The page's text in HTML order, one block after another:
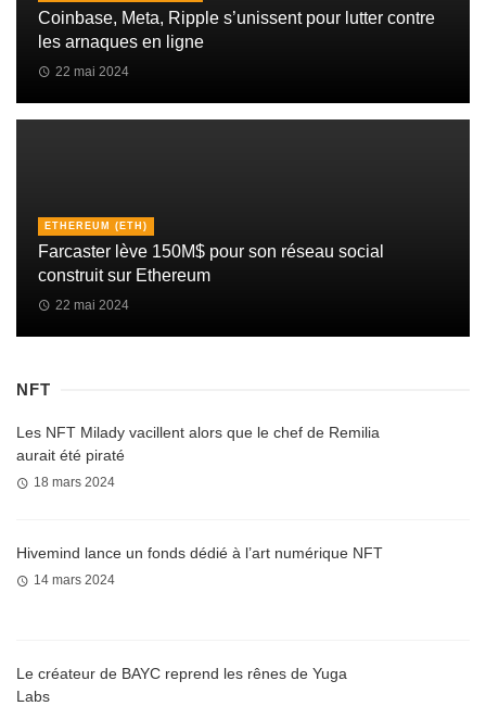
Coinbase, Meta, Ripple s’unissent pour lutter contre
les arnaques en ligne
22 mai 2024
ETHEREUM (ETH)
Farcaster lève 150M$ pour son réseau social
construit sur Ethereum
22 mai 2024
NFT
Les NFT Milady vacillent alors que le chef de Remilia
aurait été piraté
18 mars 2024
Hivemind lance un fonds dédié à l’art numérique NFT
14 mars 2024
Le créateur de BAYC reprend les rênes de Yuga
Labs